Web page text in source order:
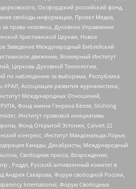
Оксфордский российский фонд,
свободы информации, Проект Медиа,
права человека, Духовное Управление
Христианской Церкви, Новое
Заведение Международный Библейский
движение, Всемирный Институт
Церковь Духовной Технологии,
по наблюдению за выборами, Республика
Ассоциация развития журналистики,
Международных Отношений,
Фонд имени Генриха Бёлля, Stichting
Институт правовой инициативы
Фонд Открытой Эстонии, Calvert 22
конгресс, Институт Макдональда-Лорье,
Канады, Декабристы, Международный
Свободная пресса, Возрождение,
, Риддл, Русский антивоенный комитет в
Андрея Сахарова, Форум свободной России,
International, Форум Свободных